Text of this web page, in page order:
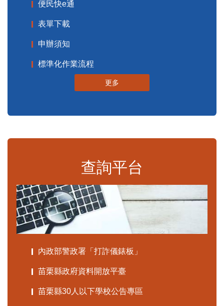
便民快e通
表單下載
申辦須知
標準化作業流程
更多
查詢平台
內政部警政署「打詐儀錶板」
苗栗縣政府資料開放平臺
苗栗縣30人以下學校公告專區